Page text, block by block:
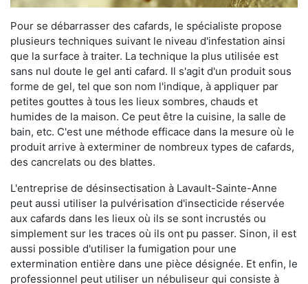
Pour se débarrasser des cafards, le spécialiste propose
plusieurs techniques suivant le niveau d'infestation ainsi
que la surface à traiter. La technique la plus utilisée est
sans nul doute le gel anti cafard. Il s'agit d'un produit sous
forme de gel, tel que son nom l'indique, à appliquer par
petites gouttes à tous les lieux sombres, chauds et
humides de la maison. Ce peut être la cuisine, la salle de
bain, etc. C'est une méthode efficace dans la mesure où le
produit arrive à exterminer de nombreux types de cafards,
des cancrelats ou des blattes.
L'entreprise de désinsectisation à Lavault-Sainte-Anne
peut aussi utiliser la pulvérisation d'insecticide réservée
aux cafards dans les lieux où ils se sont incrustés ou
simplement sur les traces où ils ont pu passer. Sinon, il est
aussi possible d'utiliser la fumigation pour une
extermination entière dans une pièce désignée. Et enfin, le
professionnel peut utiliser un nébuliseur qui consiste à